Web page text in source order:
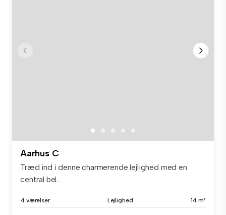
Aarhus C
Træd ind i denne charmerende lejlighed med en
central bel...
4 værelser Lejlighed 14 m²